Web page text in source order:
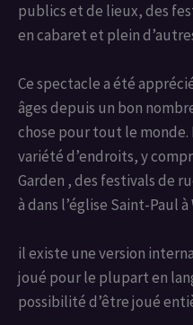
publics et de lieux, des
en cabaret et plein
Ce spectacle a été
âges depuis un bon
chose pour tout le monde.
variété d’endroits, y
Garden , des festivals de
à dans l’église Saint-Paul
il existe une version
joué pour le plupart en
possibilité d’être joué